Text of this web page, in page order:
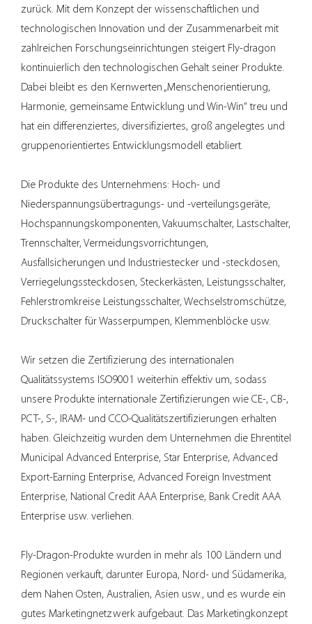
dafür, dass er hohen Temperaturen und ständigem
Gebrauch standhält.
Verbesserte Sicherheitsfunktionen: Fortschrittliche
Isoliermaterialien reduzieren das Risiko von elektrischen
Bränden oder Stromschlägen und geben Benutzern ein
sicheres Gefühl bei der Verwendung von Elektrogeräten.
Vielseitiges Design Der Steckdosenstecker ist in
verschiedenen Konfigurationen erhältlich, um
unterschiedlichsten Spannungs- und
Stromstärkeanforderungen ausgelegt.
Kompatibilität mit internationalen Standards: Viele
Steckdosendesigns entsprechen internationalen
Sicherheits- und Leistungsstandards und sind daher für
den Einsatz in verschiedenen Regionen der Welt
geeignet.
Konfigurationen kann der Steckdosenstecker individuell
angepasst werden, um spezifische elektrische
Anforderungen für Geräte oder Geräte zu erfüllen.
Erhöhte Sicherheit Einer der Hauptvorteile des
Steckdosensteckers ist seine Betonung der Sicherheit.
Viele Modelle sind mit Sicherheitsverschlüssen
ausgestattet, die das Eindringen von Fremdkörpern in die
Steckdose verhindern und so das Risiko von
Stromunfällen verringern.
eingebauten Sicherungen ausgestattet, um elektrische
Geräte vor Überspannungen zu schützen.
Kindersichere Funktionen: Für den Hausgebrauch sorgen
kindersichere Designs dafür, dass der Steckdosenstecker
zurück. Mit dem Konzept der wissenschaftlichen und
technologischen Innovation und der Zusammenarbeit mit
zahlreichen Forschungseinrichtungen steigert Fly-dragon
kontinuierlich den technologischen Gehalt seiner Produkte.
Dabei bleibt es den Kernwerten „Menschenorientierung,
Harmonie, gemeinsame Entwicklung und Win-Win“ treu und
hat ein differenziertes, diversifiziertes, groß angelegtes und
gruppenorientiertes Entwicklungsmodell etabliert.
Die Produkte des Unternehmens: Hoch- und
Niederspannungsübertragungs- und -verteilungsgeräte,
Hochspannungskomponenten, Vakuumschalter, Lastschalter,
Trennschalter, Vermeidungsvorrichtungen,
Ausfallsicherungen und Industriestecker und -steckdosen,
Verriegelungssteckdosen, Steckerkästen, Leistungsschalter,
Fehlerstromkreise Leistungsschalter, Wechselstromschütze,
Druckschalter für Wasserpumpen, Klemmenblöcke usw.
Wir setzen die Zertifizierung des internationalen
Qualitätssystems ISO9001 weiterhin effektiv um, sodass
unsere Produkte internationale Zertifizierungen wie CE-, CB-,
PCT-, S-, IRAM- und CCO-Qualitätszertifizierungen erhalten
haben. Gleichzeitig wurden dem Unternehmen die Ehrentitel
Municipal Advanced Enterprise, Star Enterprise, Advanced
Export-Earning Enterprise, Advanced Foreign Investment
Enterprise, National Credit AAA Enterprise, Bank Credit AAA
Enterprise usw. verliehen.
Fly-Dragon-Produkte wurden in mehr als 100 Ländern und
Regionen verkauft, darunter Europa, Nord- und Südamerika,
dem Nahen Osten, Australien, Asien usw., und es wurde ein
gutes Marketingnetzwerk aufgebaut. Das Marketingkonzept